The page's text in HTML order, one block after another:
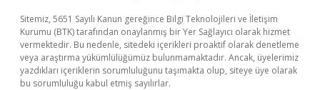
Sitemiz, 5651 Sayılı Kanun gereğince Bilgi Teknolojileri ve İletişim
Kurumu (BTK) tarafından onaylanmış bir Yer Sağlayıcı olarak hizmet
vermektedir. Bu nedenle, sitedeki içerikleri proaktif olarak denetleme
veya araştırma yükümlülüğümüz bulunmamaktadır. Ancak, üyelerimiz
yazdıkları içeriklerin sorumluluğunu taşımakta olup, siteye üye olarak
bu sorumluluğu kabul etmiş sayılırlar.